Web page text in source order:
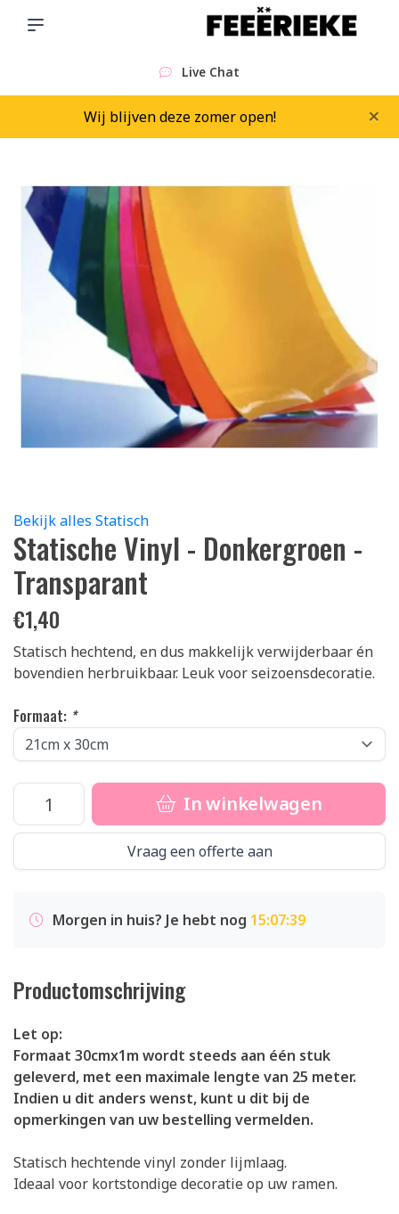
Live Chat
Wij blijven deze zomer open! ×
Bekijk alles Statisch
Statische Vinyl - Donkergroen -
Transparant
€1,40
Statisch hechtend, en dus makkelijk verwijderbaar én
bovendien herbruikbaar. Leuk voor seizoensdecoratie.
Formaat: *
In winkelwagen
Vraag een offerte aan
Morgen in huis? Je hebt nog 15:07:38
Productomschrijving
Let op:
Formaat 30cmx1m wordt steeds aan één stuk
geleverd, met een maximale lengte van 25 meter.
Indien u dit anders wenst, kunt u dit bij de
opmerkingen van uw bestelling vermelden.
Statisch hechtende vinyl zonder lijmlaag.
Ideaal voor kortstondige decoratie op uw ramen.